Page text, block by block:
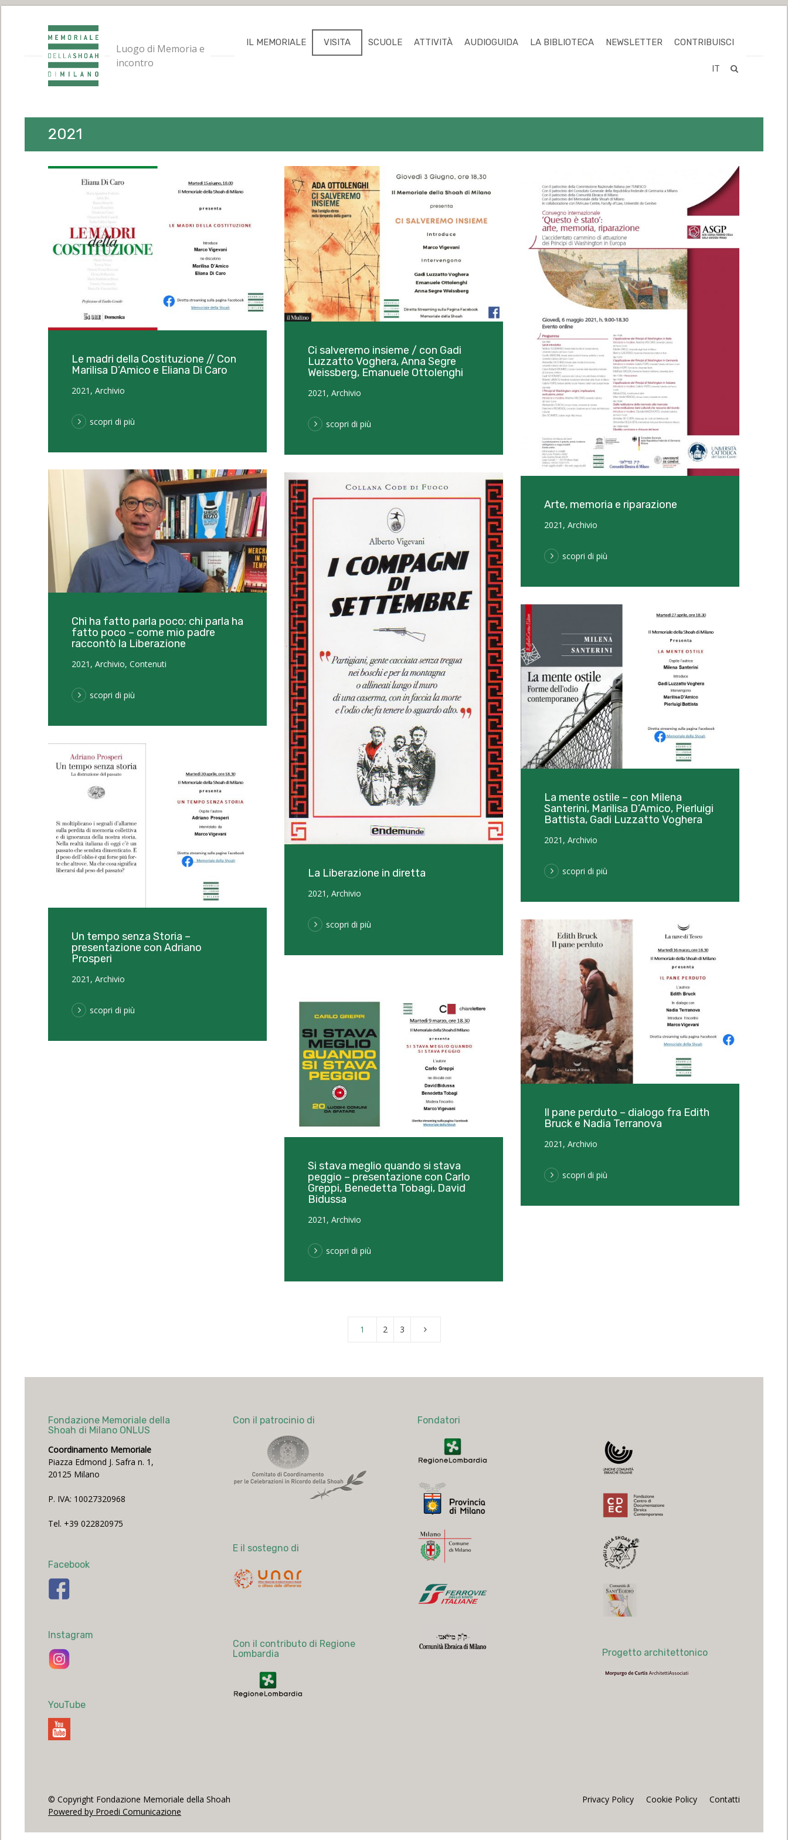
Luogo di Memoria e
incontro
IL MEMORIALE VISITA SCUOLE ATTIVITÀ AUDIOGUIDA LA BIBLIOTECA NEWSLETTER CONTRIBUISCI
IT
2021
Le madri della Costituzione // Con
Marilisa D’Amico e Eliana Di Caro
2021 , Archivio
scopri di più
Ci salveremo insieme / con Gadi
Luzzatto Voghera, Anna Segre
Weissberg, Emanuele Ottolenghi
2021 , Archivio
scopri di più
Arte, memoria e riparazione
2021 , Archivio
scopri di più
Chi ha fatto parla poco: chi parla ha
fatto poco – come mio padre
raccontò la Liberazione
2021 , Archivio, Contenuti
scopri di più
La Liberazione in diretta
2021 , Archivio
scopri di più
La mente ostile – con Milena
Santerini, Marilisa D’Amico, Pierluigi
Battista, Gadi Luzzatto Voghera
2021 , Archivio
scopri di più
Un tempo senza Storia –
presentazione con Adriano
Prosperi
2021 , Archivio
scopri di più
Il pane perduto – dialogo fra Edith
Bruck e Nadia Terranova
2021 , Archivio
scopri di più
Si stava meglio quando si stava
peggio – presentazione con Carlo
Greppi, Benedetta Tobagi, David
Bidussa
2021 , Archivio
scopri di più
1 2 3
Fondazione Memoriale della
Shoah di Milano ONLUS
Coordinamento Memoriale
Piazza Edmond J. Safra n. 1,
20125 Milano
P. IVA: 10027320968
Tel. +39 022820975
Facebook
Instagram
YouTube
Con il patrocinio di
E il sostegno di
Con il contributo di Regione
Lombardia
Fondatori
Progetto architettonico
© Copyright Fondazione Memoriale della Shoah
Powered by Proedi Comunicazione
Privacy Policy Cookie Policy Contatti